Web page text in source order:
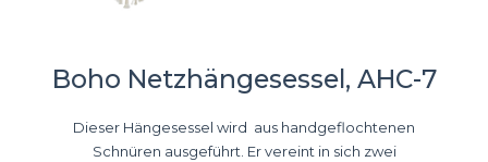
Boho Netzhängesessel, AHC-7
Dieser Hängesessel wird aus handgeflochtenen
Schnüren ausgeführt. Er vereint in sich zwei